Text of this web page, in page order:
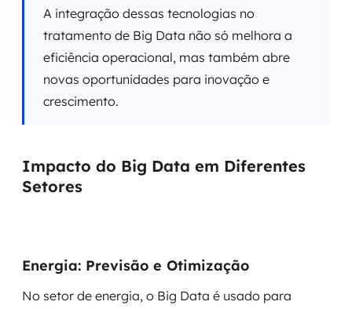
A integração dessas tecnologias no
tratamento de Big Data não só melhora a
eficiência operacional, mas também abre
novas oportunidades para inovação e
crescimento.
Impacto do Big Data em Diferentes
Setores
Energia: Previsão e Otimização
No setor de energia, o Big Data é usado para